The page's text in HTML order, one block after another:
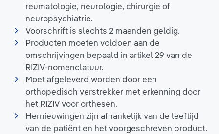
reumatologie, neurologie, chirurgie of
neuropsychiatrie.
Voorschrift is slechts 2 maanden geldig.
Producten moeten voldoen aan de
omschrijvingen bepaald in artikel 29 van de
RIZIV-nomenclatuur.
Moet afgeleverd worden door een
orthopedisch verstrekker met erkenning door
het RIZIV voor orthesen.
Hernieuwingen zijn afhankelijk van de leeftijd
van de patiënt en het voorgeschreven product.